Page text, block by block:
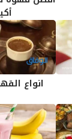
انواع